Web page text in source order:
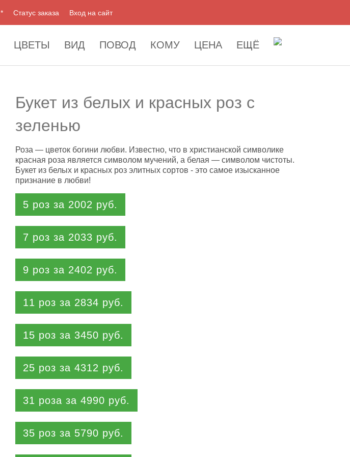
* Статус заказа Вход на сайт
ЦВЕТЫ ВИД ПОВОД КОМУ ЦЕНА ЕЩЁ
Букет из белых и красных роз с
зеленью
Роза — цветок богини любви. Известно, что в христианской символике
красная роза является символом мучений, а белая — символом чистоты.
Букет из белых и красных роз элитных сортов - это самое изысканное
признание в любви!